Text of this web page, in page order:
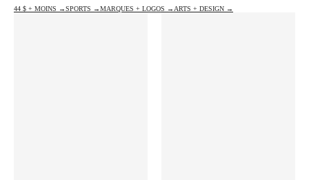
44 $ + MOINS →SPORTS →MARQUES + LOGOS → ARTS + DESIGN →